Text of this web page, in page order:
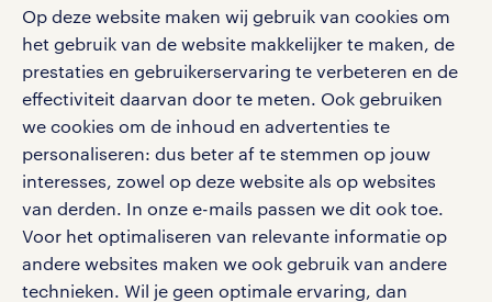
Op deze website maken wij gebruik van cookies om
het gebruik van de website makkelijker te maken, de
prestaties en gebruikerservaring te verbeteren en de
effectiviteit daarvan door te meten. Ook gebruiken
we cookies om de inhoud en advertenties te
personaliseren: dus beter af te stemmen op jouw
interesses, zowel op deze website als op websites
van derden. In onze e-mails passen we dit ook toe.
Voor het optimaliseren van relevante informatie op
andere websites maken we ook gebruik van andere
technieken. Wil je geen optimale ervaring, dan
Volg ons voor de leukste content omtrent
vacatures, solliciteren en inspiratie.
werken bij randstad
gebruikersvoorwaarden
privacystatement
cookies